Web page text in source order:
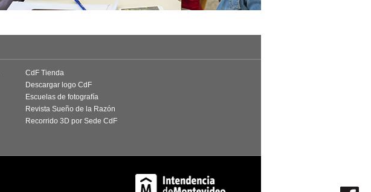
CdF Tienda
Descargar logo CdF
Escuelas de fotografía
Revista Sueño de la Razón
Recorrido 3D por Sede CdF